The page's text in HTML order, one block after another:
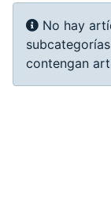
Info
No hay
contengan